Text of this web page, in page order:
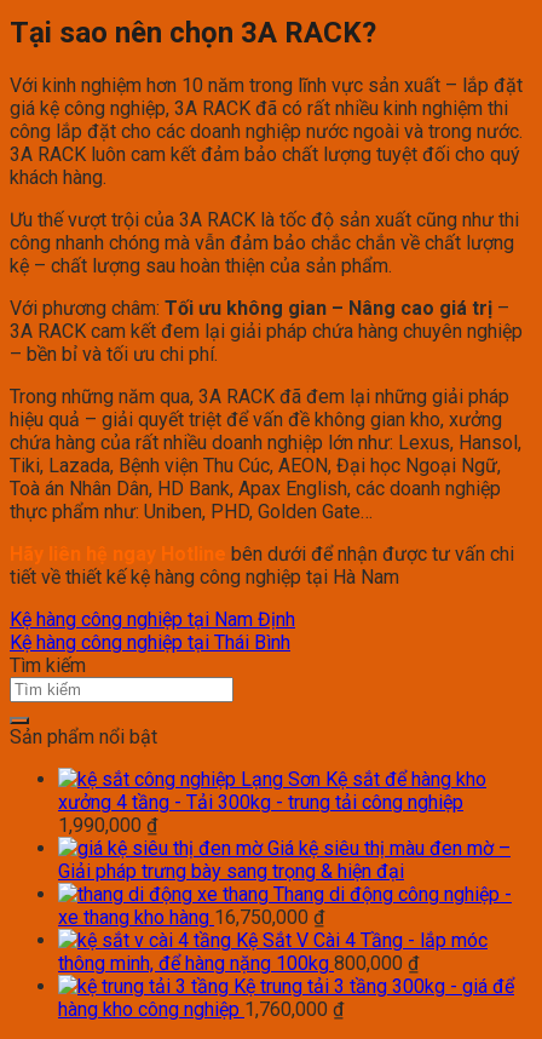
Tại sao nên chọn 3A RACK?
Với kinh nghiệm hơn 10 năm trong lĩnh vực sản xuất – lắp đặt
giá kệ công nghiệp, 3A RACK đã có rất nhiều kinh nghiệm thi
công lắp đặt cho các doanh nghiệp nước ngoài và trong nước.
3A RACK luôn cam kết đảm bảo chất lượng tuyệt đối cho quý
khách hàng.
Ưu thế vượt trội của 3A RACK là tốc độ sản xuất cũng như thi
công nhanh chóng mà vẫn đảm bảo chắc chắn về chất lượng
kệ – chất lượng sau hoàn thiện của sản phẩm.
Với phương châm: Tối ưu không gian – Nâng cao giá trị –
3A RACK cam kết đem lại giải pháp chứa hàng chuyên nghiệp
– bền bỉ và tối ưu chi phí.
Trong những năm qua, 3A RACK đã đem lại những giải pháp
hiệu quả – giải quyết triệt để vấn đề không gian kho, xưởng
chứa hàng của rất nhiều doanh nghiệp lớn như: Lexus, Hansol,
Tiki, Lazada, Bệnh viện Thu Cúc, AEON, Đại học Ngoại Ngữ,
Toà án Nhân Dân, HD Bank, Apax English, các doanh nghiệp
thực phẩm như: Uniben, PHD, Golden Gate…
Hãy liên hệ ngay Hotline bên dưới để nhận được tư vấn chi
tiết về thiết kế kệ hàng công nghiệp tại Hà Nam
Kệ hàng công nghiệp tại Nam Định
Kệ hàng công nghiệp tại Thái Bình
Tìm kiếm
Sản phẩm nổi bật
Kệ sắt để hàng kho
xưởng 4 tầng - Tải 300kg - trung tải công nghiệp
1,990,000 ₫
Giá kệ siêu thị màu đen mờ –
Giải pháp trưng bày sang trọng & hiện đại
Thang di động công nghiệp -
xe thang kho hàng 16,750,000 ₫
Kệ Sắt V Cài 4 Tầng - lắp móc
thông minh, để hàng nặng 100kg 800,000 ₫
Kệ trung tải 3 tầng 300kg - giá để
hàng kho công nghiệp 1,760,000 ₫